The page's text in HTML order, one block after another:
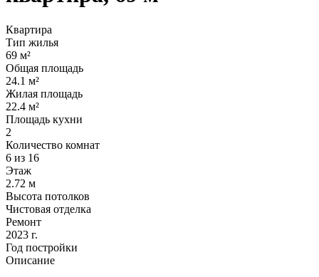
Квартира
Тип жилья
69 м²
Общая площадь
24.1 м²
Жилая площадь
22.4 м²
Площадь кухни
2
Количество комнат
6 из 16
Этаж
2.72 м
Высота потолков
Чистовая отделка
Ремонт
2023 г.
Год постройки
Описание